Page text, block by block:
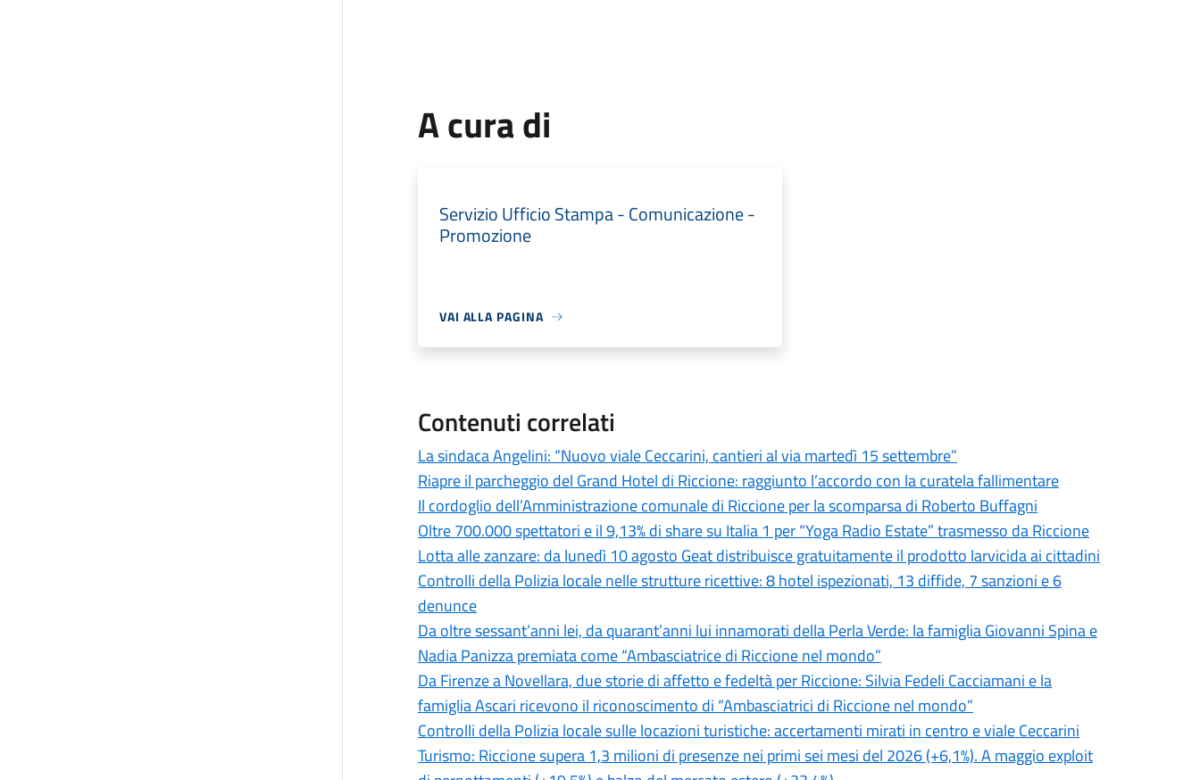
A cura di
Servizio Ufficio Stampa - Comunicazione -
Promozione
VAI ALLA PAGINA
Contenuti correlati
La sindaca Angelini: “Nuovo viale Ceccarini, cantieri al via martedì 15 settembre”
Riapre il parcheggio del Grand Hotel di Riccione: raggiunto l’accordo con la curatela fallimentare
Il cordoglio dell’Amministrazione comunale di Riccione per la scomparsa di Roberto Buffagni
Oltre 700.000 spettatori e il 9,13% di share su Italia 1 per “Yoga Radio Estate” trasmesso da Riccione
Lotta alle zanzare: da lunedì 10 agosto Geat distribuisce gratuitamente il prodotto larvicida ai cittadini
Controlli della Polizia locale nelle strutture ricettive: 8 hotel ispezionati, 13 diffide, 7 sanzioni e 6
denunce
Da oltre sessant’anni lei, da quarant’anni lui innamorati della Perla Verde: la famiglia Giovanni Spina e
Nadia Panizza premiata come “Ambasciatrice di Riccione nel mondo”
Da Firenze a Novellara, due storie di affetto e fedeltà per Riccione: Silvia Fedeli Cacciamani e la
famiglia Ascari ricevono il riconoscimento di “Ambasciatrici di Riccione nel mondo”
Controlli della Polizia locale sulle locazioni turistiche: accertamenti mirati in centro e viale Ceccarini
Turismo: Riccione supera 1,3 milioni di presenze nei primi sei mesi del 2026 (+6,1%). A maggio exploit